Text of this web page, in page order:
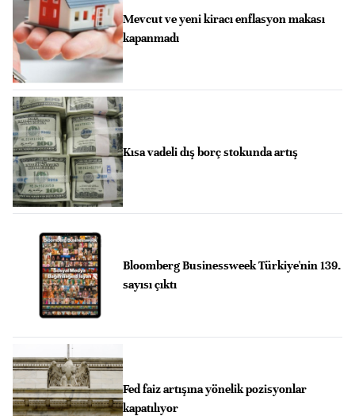
Mevcut ve yeni kiracı enflasyon makası
kapanmadı
Kısa vadeli dış borç stokunda artış
Bloomberg Businessweek Türkiye'nin 139.
sayısı çıktı
Fed faiz artışına yönelik pozisyonlar
kapatılıyor